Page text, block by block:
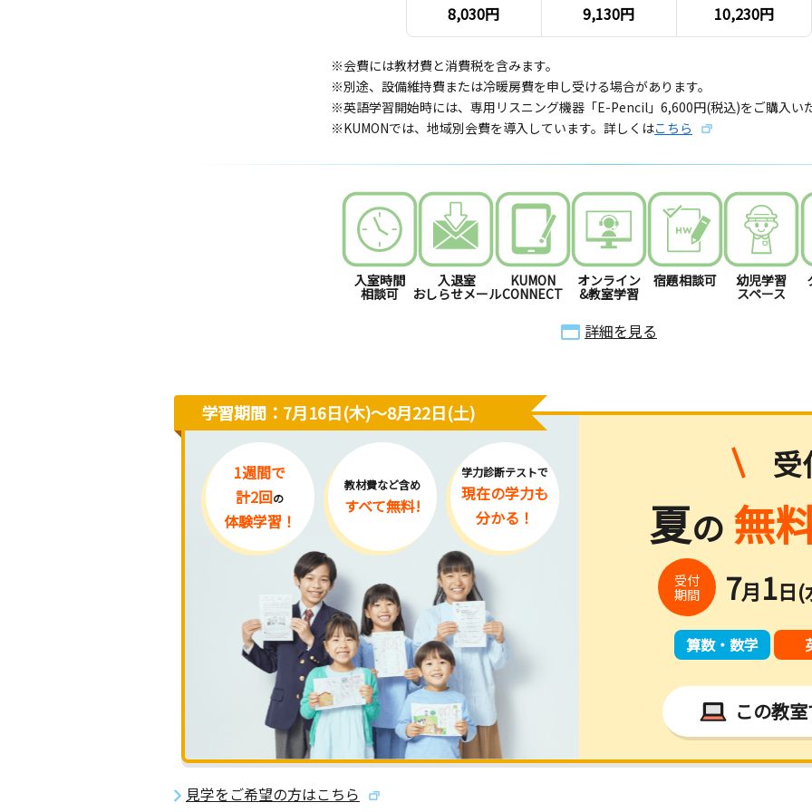
8,030円
9,130円
10,230円
※会費には教材費と消費税を含みます。
※別途、設備維持費または冷暖房費を申し受ける場合があります。
※英語学習開始時には、専用リスニング機器「E-Pencil」6,600円(税込)をご購入い
※KUMONでは、地域別会費を導入しています。詳しくはこちら
入室時間
相談可
入退室
おしらせメール
KUMON
CONNECT
オンライン
&教室学習
宿題相談可 幼児学習
スペース
詳細を見る
学習期間：7月16日(木)〜8月22日(土)
1週間で
計2回の
体験学習！
教材費など含め
すべて無料!
学力診断テストで
現在の学力も
分かる！
受
夏の 無
受付
期間
7月1日(
算数・数学
この教
見学をご希望の方はこちら